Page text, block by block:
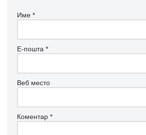
Име *
Е-пошта *
Веб место
Коментар *